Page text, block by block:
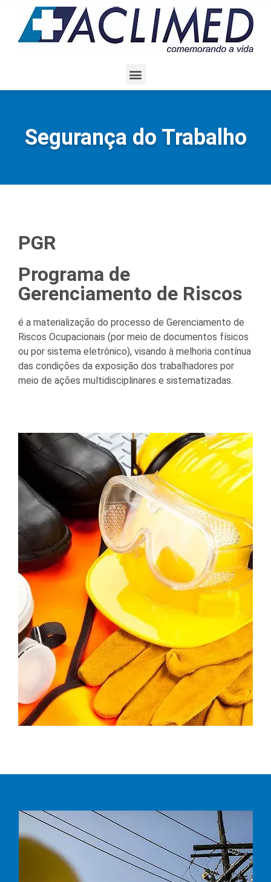
Segurança do Trabalho
PGR
Programa de
Gerenciamento de Riscos
é a materialização do processo de Gerenciamento de
Riscos Ocupacionais (por meio de documentos físicos
ou por sistema eletrônico), visando à melhoria contínua
das condições da exposição dos trabalhadores por
meio de ações multidisciplinares e sistematizadas.